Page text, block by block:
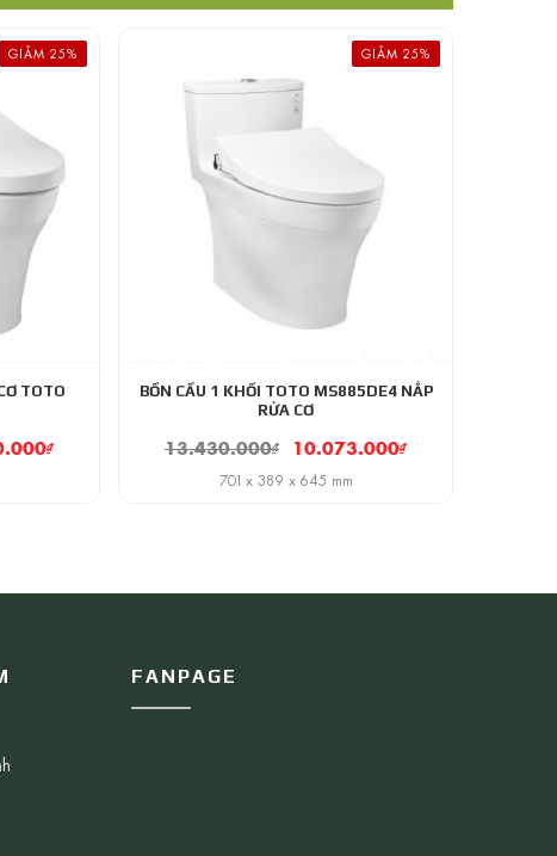
GIẢM 25%
TOTO
₫
GIẢM 25%
BỒN CẦU 1 KHỐI TOTO MS885DE4 NẮP
RỬA CƠ
13.430.000₫ 10.073.000₫
701 x 389 x 645 mm
FANPAGE